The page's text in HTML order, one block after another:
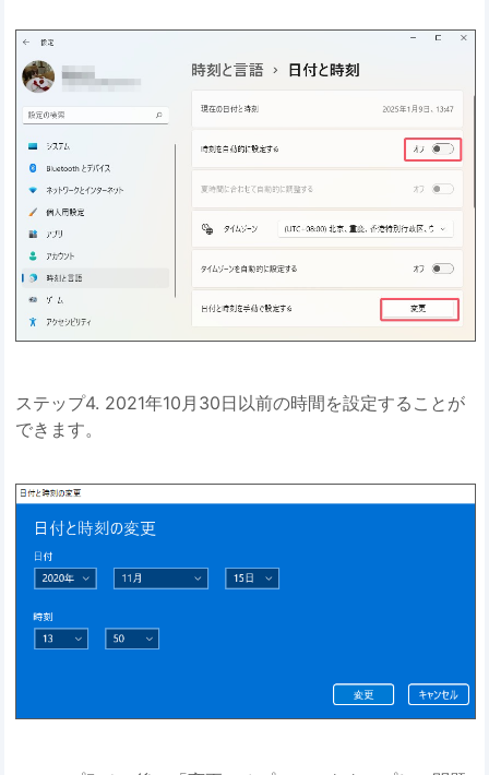
ステップ4. 2021年10月30日以前の時間を設定することが
できます。